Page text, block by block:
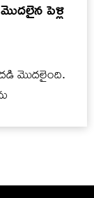
పెళ్లి
మొద‌లైంది.